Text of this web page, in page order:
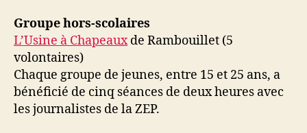
Groupe hors-scolaires
L’Usine à Chapeauxde Rambouillet (5
volontaires)
Chaque groupe de jeunes, entre 15 et 25 ans, a
bénéficié de cinq séances de deux heures avec
les journalistes de la ZEP.